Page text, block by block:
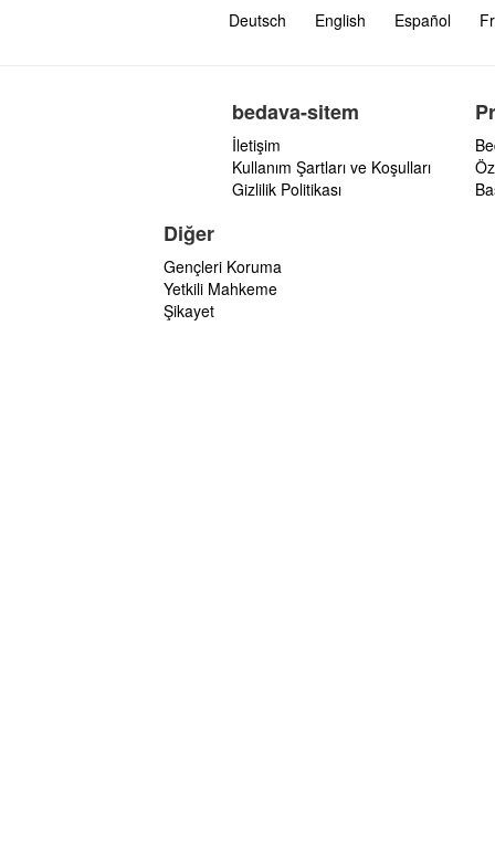
Deutsch English Español
bedava-sitem
İletişim
Kullanım Şartları ve Koşulları
Gizlilik Politikası
Diğer
Gençleri Koruma
Yetkili Mahkeme
Şikayet